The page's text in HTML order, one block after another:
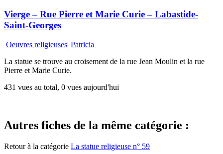
Vierge – Rue Pierre et Marie Curie – Labastide-
Saint-Georges
Oeuvres religieuses| Patricia
La statue se trouve au croisement de la rue Jean Moulin et la rue
Pierre et Marie Curie.
431 vues au total, 0 vues aujourd'hui
Autres fiches de la même catégorie :
Retour à la catégorie La statue religieuse n° 59